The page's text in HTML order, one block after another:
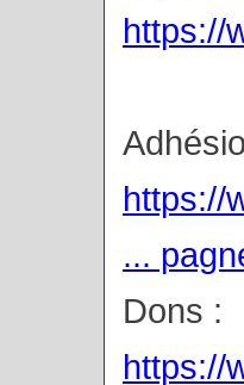
https://
https://
...
Dons :
https://